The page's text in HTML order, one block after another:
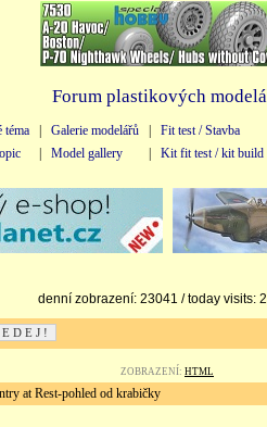
Forum plastikových
téma Galerie modelářů Fit test / Stavba
Model gallery Kit fit test / kit build
denní zobrazení: 23041 / today visits:
ZOBRAZENÍ: HTML
at Rest-pohled od krabičky